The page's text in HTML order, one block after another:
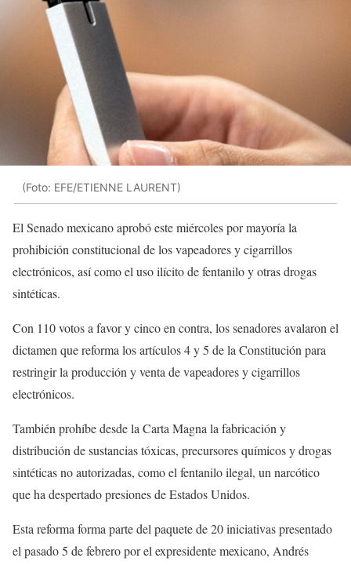
(Foto: EFE/ETIENNE LAURENT)
El Senado mexicano aprobó este miércoles por mayoría la
prohibición constitucional de los vapeadores y cigarrillos
electrónicos, así como el uso ilícito de fentanilo y otras drogas
sintéticas.
Con 110 votos a favor y cinco en contra, los senadores avalaron el
dictamen que reforma los artículos 4 y 5 de la Constitución para
restringir la producción y venta de vapeadores y cigarrillos
electrónicos.
También prohíbe desde la Carta Magna la fabricación y
distribución de sustancias tóxicas, precursores químicos y drogas
sintéticas no autorizadas, como el fentanilo ilegal, un narcótico
que ha despertado presiones de Estados Unidos.
Esta reforma forma parte del paquete de 20 iniciativas presentado
el pasado 5 de febrero por el expresidente mexicano, Andrés